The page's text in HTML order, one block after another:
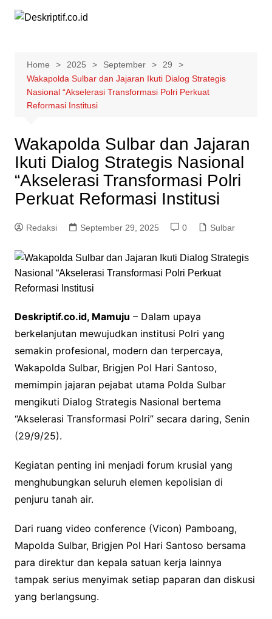
Home 2025 September
29
Wakapolda Sulbar dan Jajaran Ikuti Dialog Strategis
Nasional “Akselerasi Transformasi Polri Perkuat
Reformasi Institusi
Wakapolda Sulbar dan Jajaran
Ikuti Dialog Strategis Nasional
“Akselerasi Transformasi Polri
Perkuat Reformasi Institusi
Redaksi September 29, 2025 0 Sulbar
Deskriptif.co.id, Mamuju – Dalam upaya
berkelanjutan mewujudkan institusi Polri yang
semakin profesional, modern dan terpercaya,
Wakapolda Sulbar, Brigjen Pol Hari Santoso,
memimpin jajaran pejabat utama Polda Sulbar
mengikuti Dialog Strategis Nasional bertema
“Akselerasi Transformasi Polri” secara daring, Senin
(29/9/25).
Kegiatan penting ini menjadi forum krusial yang
menghubungkan seluruh elemen kepolisian di
penjuru tanah air.
Dari ruang video conference (Vicon) Pamboang,
Mapolda Sulbar, Brigjen Pol Hari Santoso bersama
para direktur dan kepala satuan kerja lainnya
tampak serius menyimak setiap paparan dan diskusi
yang berlangsung.